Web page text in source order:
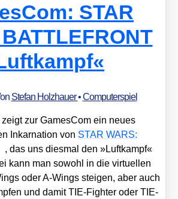
STAR
Stefan Holzhauer•Computerspiel
zeigt zur Games­Com ein neu­es
Inkar­na­ti­on von STAR WARS:
, das uns dies­mal den »Luft­kampf«
kann man sowohl in die vir­tu­el­len
oder A‑Wings stei­gen, aber auch
und damit TIE-Figh­ter oder TIE-